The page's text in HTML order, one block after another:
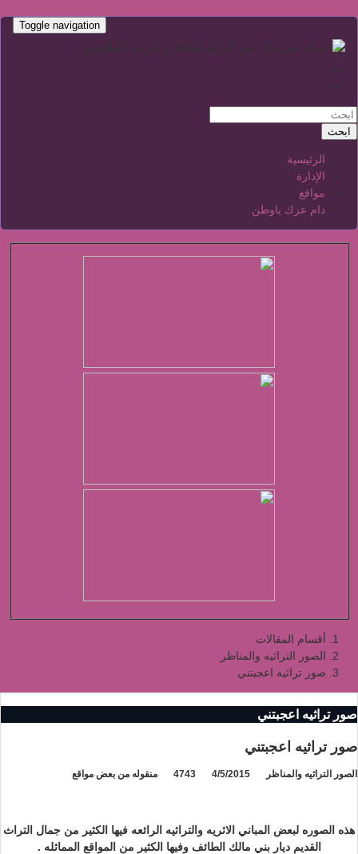
Toggle navigation
ابحث
الرئيسية
الإدارة
مواقع
دام عزك ياوطن
أقسام المقالات
الصور التراثيه والمناظر
صور تراثيه اعجبتني
صور تراثيه اعجبتني
صور تراثيه اعجبتني
الصور التراثيه والمناظر 4/5/2015
4743 منقوله من بعض مواقع
هذه الصوره لبعض المباني الاثريه والتراثيه الرائعه فيها الكثير من جمال التراث
القديم ديار بني مالك الطائف وفيها الكثير من المواقع المماثله .